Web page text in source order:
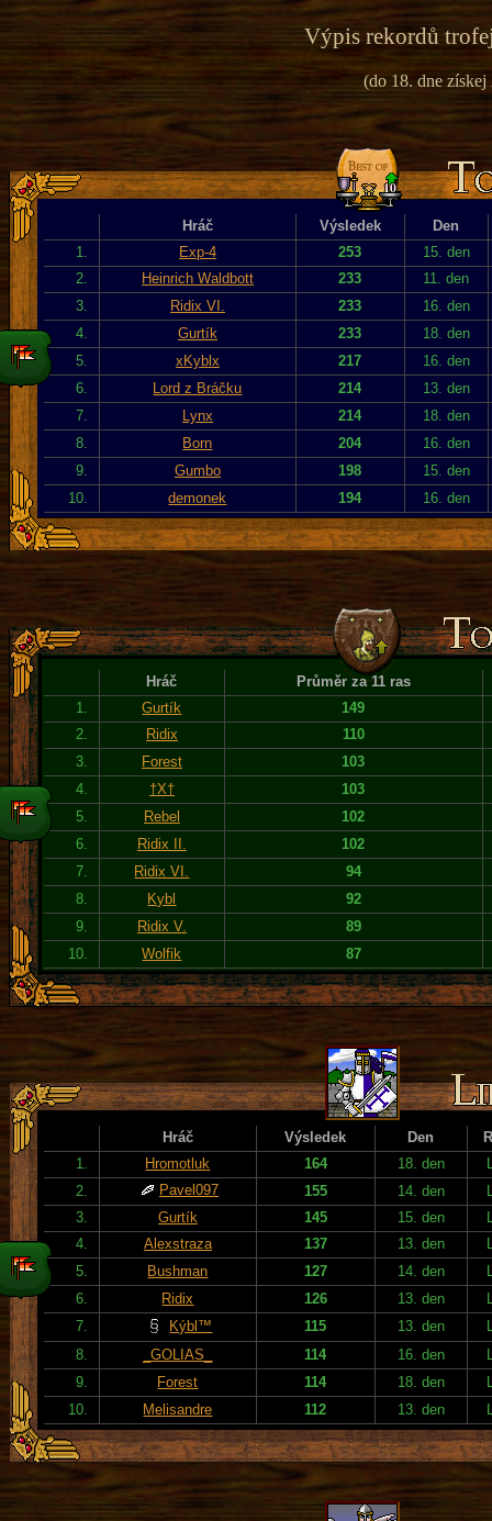
Výpis rekordů
(do 18. dne
Hráč Výsledek
Den
1.
Exp-4 253
15. den
2.
Heinrich Waldbott 233
11. den
3.
Ridix VI. 233
16. den
4.
Gurtík 233
18. den
5.
xKyblx 217
16. den
6.
Lord z Bráčku 214
13. den
7.
Lynx 214
18. den
8.
Born 204
16. den
9.
Gumbo 198
15. den
10.
demonek 194 16. den
Hráč
Průměr za 11 ras
1.
Gurtík
149
2.
Ridix
110
3.
Forest
103
4.
†X†
103
5.
Rebel
102
6.
Ridix II.
102
7.
Ridix VI.
94
8.
Kybl
92
9.
Ridix V.
89
10.
Wolfik 87
Hráč Výsledek Den
1.
Hromotluk 164 18. den
2.
Pavel097 155 14. den
3.
Gurtík 145 15. den
4.
Alexstraza 137 13. den
5.
Bushman 127 14. den
6.
Ridix 126 13. den
7.
Kýbl™ 115 13. den
8.
_GOLIAS_ 114 16. den
9.
Forest 114 18. den
10.
Melisandre 112 13. den